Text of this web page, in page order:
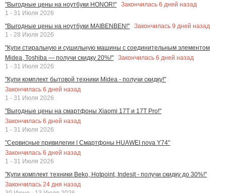
"Выгодные цены на ноутбуки HONOR!"
Закончилась 6 дней назад
1 - 31 Июля 2026
"Выгодные цены на ноутбуки MAIBENBEN!"
Закончилась 9 дней назад
1 - 28 Июля 2026
"Купи стиральную и сушильную машины с соединительным элементом
Midea, Toshiba — получи скидку 20%!"
Закончилась 6 дней назад
1 - 31 Июля 2026
"Купи комплект бытовой техники Midea - получи скидку!"
Закончилась 6 дней назад
1 - 31 Июля 2026
"Выгодные цены на смартфоны Xiaomi 17T и 17T Pro!"
Закончилась 6 дней назад
1 - 31 Июля 2026
"Сервисные привилегии | Смартфоны HUAWEI nova Y74"
Закончилась 6 дней назад
1 - 31 Июля 2026
"Купи комплект техники Beko, Hotpoint, Indesit - получи скидку до 30%!"
Закончилась 24 дня назад